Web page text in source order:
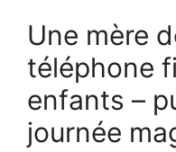
Une mère
téléphone
enfants –
journée